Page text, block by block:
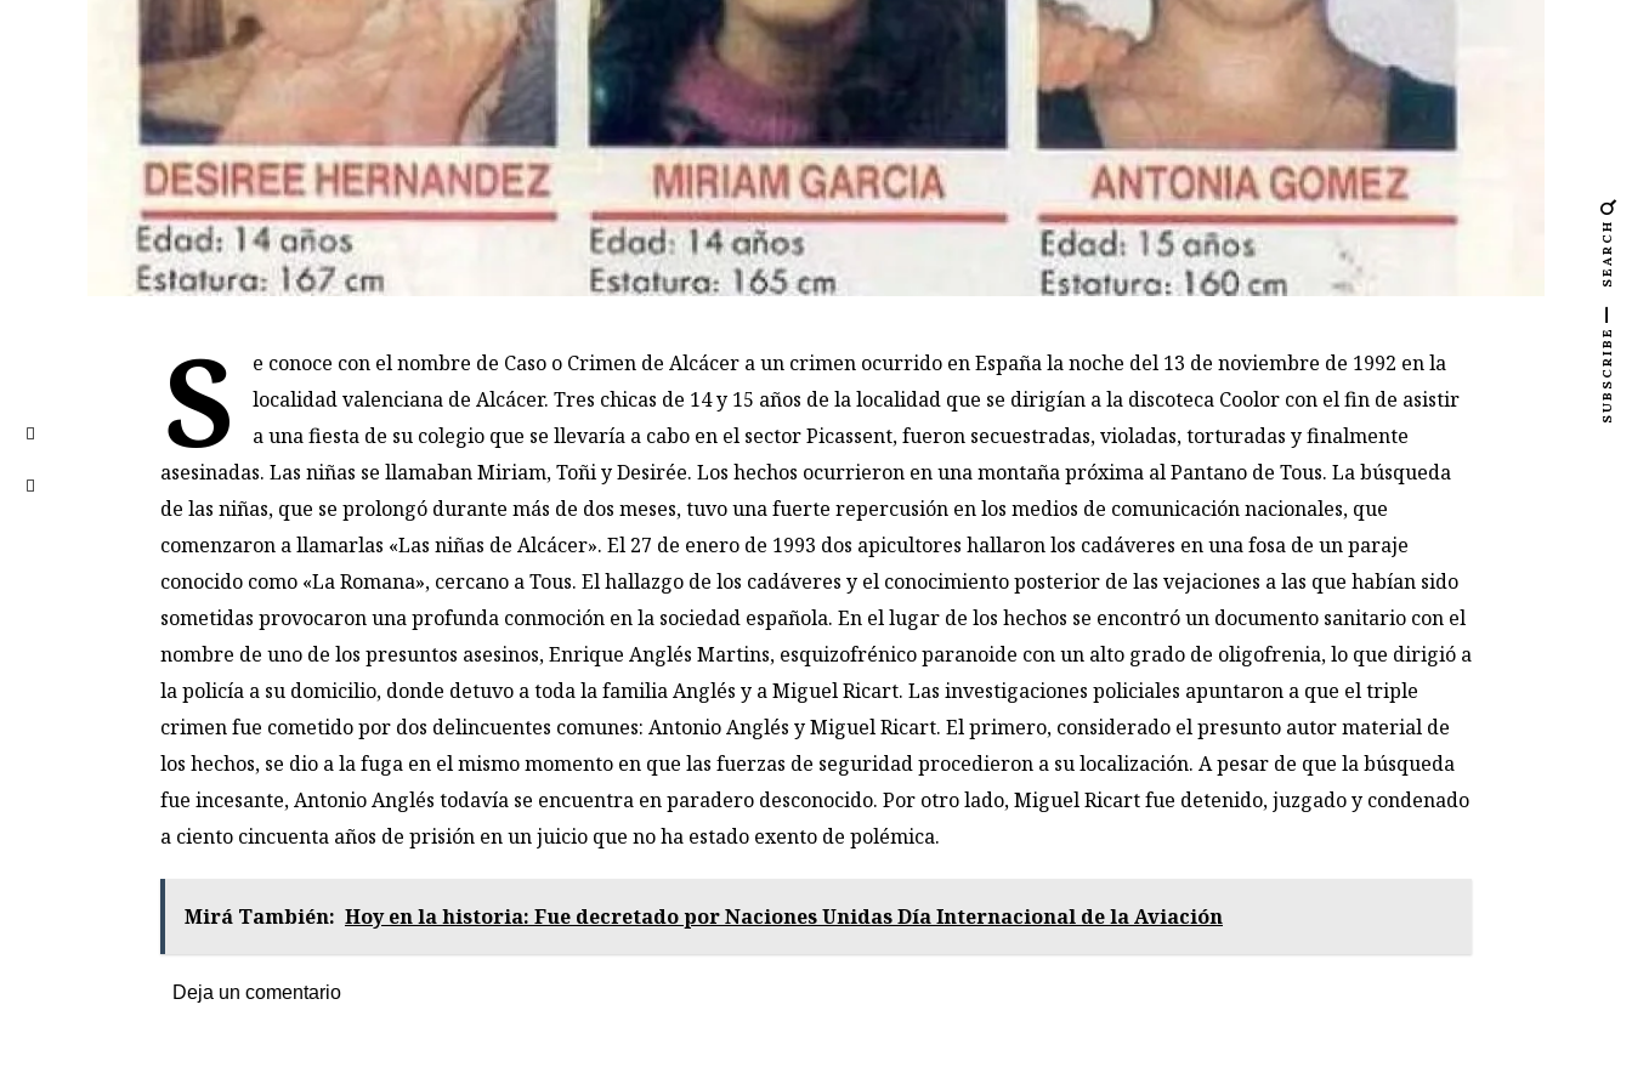
S
e conoce con el nombre de Caso o Crimen de Alcácer a un crimen ocurrido en España la noche del 13 de noviembre de 1992 en la
localidad valenciana de Alcácer. Tres chicas de 14 y 15 años de la localidad que se dirigían a la discoteca Coolor con el fin de asistir
a una fiesta de su colegio que se llevaría a cabo en el sector Picassent, fueron secuestradas, violadas, torturadas y finalmente
asesinadas. Las niñas se llamaban Miriam, Toñi y Desirée. Los hechos ocurrieron en una montaña próxima al Pantano de Tous. La búsqueda
de las niñas, que se prolongó durante más de dos meses, tuvo una fuerte repercusión en los medios de comunicación nacionales, que
comenzaron a llamarlas «Las niñas de Alcácer». El 27 de enero de 1993 dos apicultores hallaron los cadáveres en una fosa de un paraje
conocido como «La Romana», cercano a Tous. El hallazgo de los cadáveres y el conocimiento posterior de las vejaciones a las que habían sido
sometidas provocaron una profunda conmoción en la sociedad española. En el lugar de los hechos se encontró un documento sanitario con el
nombre de uno de los presuntos asesinos, Enrique Anglés Martins, esquizofrénico paranoide con un alto grado de oligofrenia, lo que dirigió a
la policía a su domicilio, donde detuvo a toda la familia Anglés y a Miguel Ricart. Las investigaciones policiales apuntaron a que el triple
crimen fue cometido por dos delincuentes comunes: Antonio Anglés y Miguel Ricart. El primero, considerado el presunto autor material de
los hechos, se dio a la fuga en el mismo momento en que las fuerzas de seguridad procedieron a su localización. A pesar de que la búsqueda
fue incesante, Antonio Anglés todavía se encuentra en paradero desconocido. Por otro lado, Miguel Ricart fue detenido, juzgado y condenado
a ciento cincuenta años de prisión en un juicio que no ha estado exento de polémica.
Mirá También: Hoy en la historia: Fue decretado por Naciones Unidas Día Internacional de la Aviación
Deja un comentario
SEARCH
SUBSCRIBE